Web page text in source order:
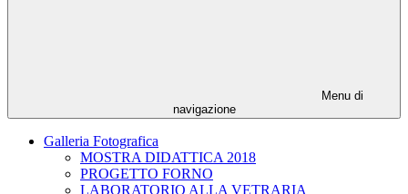
Menu di
navigazione
Galleria Fotografica
MOSTRA DIDATTICA 2018
PROGETTO FORNO
LABORATORIO ALLA VETRARIA